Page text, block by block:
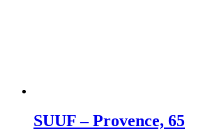
SUUF – Provence, 65